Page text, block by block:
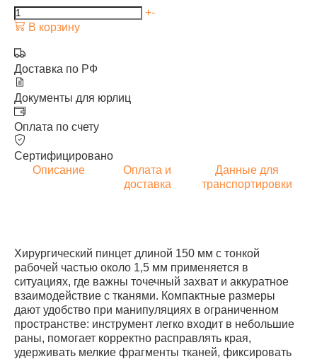
+-
В корзину
Доставка по РФ
Документы для юрлиц
Оплата по счету
Сертифицировано
Описание
Оплата и
доставка
Данные для
транспортировки
Хирургический пинцет длиной 150 мм с тонкой
рабочей частью около 1,5 мм применяется в
ситуациях, где важны точечный захват и аккуратное
взаимодействие с тканями. Компактные размеры
дают удобство при манипуляциях в ограниченном
пространстве: инструмент легко входит в небольшие
раны, помогает корректно расправлять края,
удерживать мелкие фрагменты тканей, фиксировать